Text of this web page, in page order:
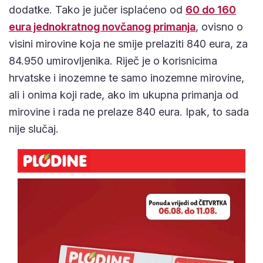
dodatke. Tako je jučer isplaćeno od 60 do 160
eura jednokratnog novčanog primanja, ovisno o
visini mirovine koja ne smije prelaziti 840 eura, za
84.950 umirovljenika. Riječ je o korisnicima
hrvatske i inozemne te samo inozemne mirovine,
ali i onima koji rade, ako im ukupna primanja od
mirovine i rada ne prelaze 840 eura. Ipak, to sada
nije slučaj.